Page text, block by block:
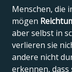
Menschen, die
mögen
aber selbst in
verlieren sie
andere nicht
erkennen, dass